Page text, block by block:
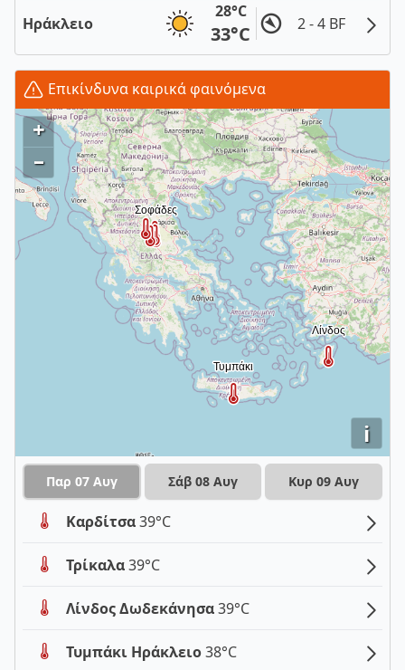
Ηράκλειο
28°C
33°C 2 - 4 BF
Επικίνδυνα καιρικά φαινόμενα
i
+
–
Παρ 07 Αυγ Σάβ 08 Αυγ Κυρ 09 Αυγ
Καρδίτσα39°C
Τρίκαλα39°C
Λίνδος Δωδεκάνησα39°C
Τυμπάκι Ηράκλειο38°C